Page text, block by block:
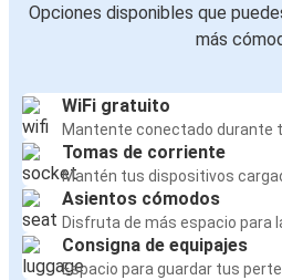
Opciones disponibles que
más
WiFi gratuito
Mantente conectado durante
Tomas de corriente
Mantén tus dispositivos
Asientos cómodos
Disfruta de más espacio para
Consigna de equipajes
Espacio para guardar tus